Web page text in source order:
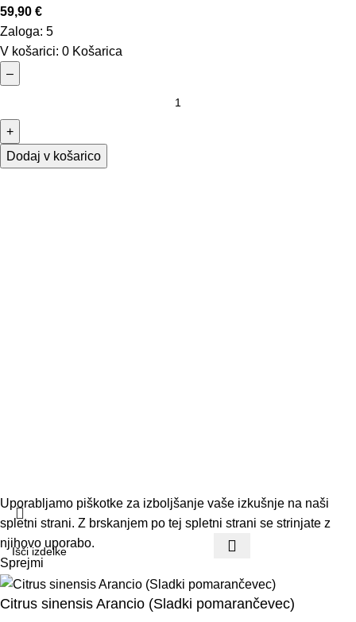
59,90 €
Zaloga: 5
V košarici: 0 Košarica
–
+
Dodaj v košarico
Uporabljamo piškotke za izboljšanje vaše izkušnje na naši
spletni strani. Z brskanjem po tej spletni strani se strinjate z
njihovo uporabo.
Sprejmi
Citrus sinensis Arancio (Sladki pomarančevec)